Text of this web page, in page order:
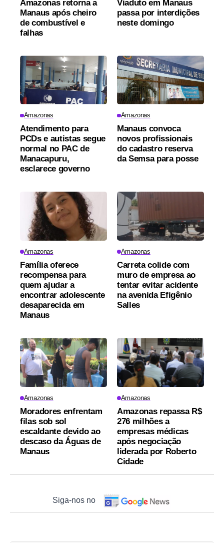
Amazonas retorna a
Manaus após cheiro
de combustível e
falhas
Viaduto em Manaus
passa por interdições
neste domingo
Amazonas
Atendimento para
PCDs e autistas segue
normal no PAC de
Manacapuru,
esclarece governo
Amazonas
Manaus convoca
novos profissionais
do cadastro reserva
da Semsa para posse
Amazonas
Família oferece
recompensa para
quem ajudar a
encontrar adolescente
desaparecida em
Manaus
Amazonas
Carreta colide com
muro de empresa ao
tentar evitar acidente
na avenida Efigênio
Salles
Amazonas
Moradores enfrentam
filas sob sol
escaldante devido ao
descaso da Águas de
Manaus
Amazonas
Amazonas repassa R$
276 milhões a
empresas médicas
após negociação
liderada por Roberto
Cidade
Siga-nos no